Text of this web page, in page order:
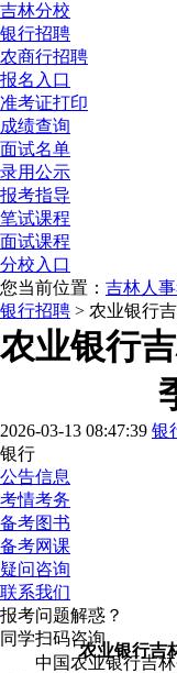
吉林分校
银行招聘
农商行招聘
报名入口
准考证打印
成绩查询
面试名单
录用公示
报考指导
笔试课程
面试课程
分校入口
您当前位置： 吉林人
银行招聘 > 农业银行
农业银行
2026-03-13 08:47:39 银
银行
公告信息
考情考务
备考图书
备考网课
疑问咨询
联系我们
报考问题解惑？
同学扫码咨询
农业银行吉
中国农业银行吉林